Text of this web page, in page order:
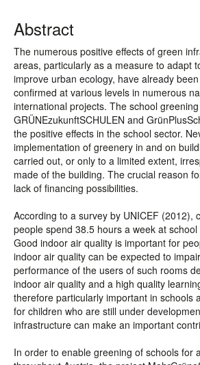
Abstract
The numerous positive effects of green
areas, particularly as a measure to adapt
improve urban ecology, have already
confirmed at various levels in numerous
international projects. The school
GRÜNEzukunftSCHULEN and
the positive effects in the school sector.
implementation of greenery in and on
carried out, or only to a limited extent,
made of the building. The crucial reason
lack of financing possibilities.
According to a survey by UNICEF (2012),
people spend 38.5 hours a week at
Good indoor air quality is important for
indoor air quality can be expected to
performance of the users of such rooms
indoor air quality and a high quality
therefore particularly important in schools
for children who are still under
infrastructure can make an important
In order to enable greening of schools for